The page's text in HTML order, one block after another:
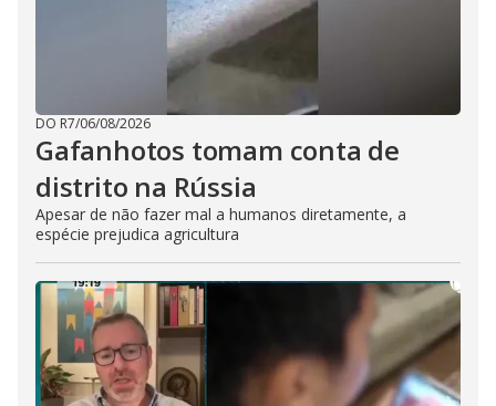
DO R7/06/08/2026
Gafanhotos tomam conta de
distrito na Rússia
Apesar de não fazer mal a humanos diretamente, a
espécie prejudica agricultura